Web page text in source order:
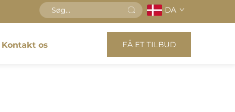
DA
Kontakt os FÅ ET TILBUD